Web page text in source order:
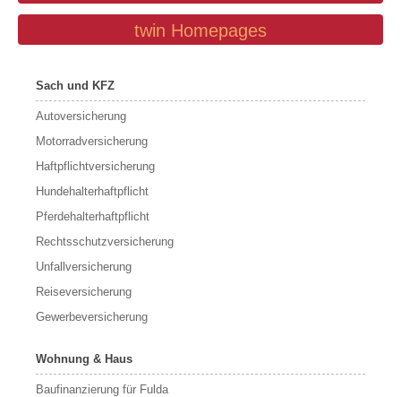
twin Homepages
Sach und KFZ
Autoversicherung
Motorradversicherung
Haftpflichtversicherung
Hundehalterhaftpflicht
Pferdehalterhaftpflicht
Rechtsschutzversicherung
Unfallversicherung
Reiseversicherung
Gewerbeversicherung
Wohnung & Haus
Baufinanzierung für Fulda